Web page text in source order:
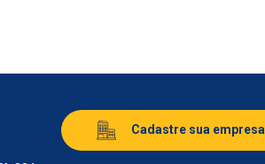
Cadastre sua empresa